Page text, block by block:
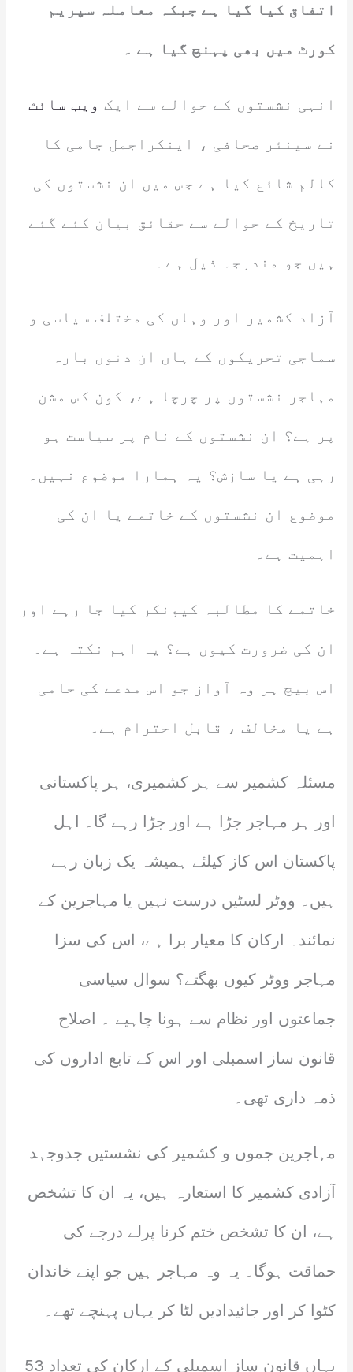
اتفاق کیا گیا ہے جبکہ معاملہ سپریم
کورٹ میں بھی پہنچ گیا ہے ۔
انہی نشستوں کے حوالے سے ایک ویب سائٹ
نے سینئر صحافی ، اینکراجمل جامی کا
کالم شائع کیا ہے جس میں ان نشستوں کی
تاریخ کے حوالے سے حقائق بیان کئے گئے
ہیں جو مندرجہ ذیل ہے۔
آزاد کشمیر اور وہاں کی مختلف سیاسی و
سماجی تحریکوں کے ہاں ان دنوں بارہ
مہاجر نشستوں پر چرچا ہے، کون کس مشن
پر ہے؟ ان نشستوں کے نام پر سیاست ہو
رہی ہے یا سازش؟ یہ ہمارا موضوع نہیں۔
موضوع ان نشستوں کے خاتمے یا ان کی
اہمیت ہے۔
خاتمے کا مطالبہ کیونکر کیا جا رہے اور
ان کی ضرورت کیوں ہے؟ یہ اہم نکتہ ہے۔
اس بیچ ہر وہ آواز جو اس مدعے کی حامی
ہے یا مخالف ، قابل احترام ہے۔
مسئلہ کشمیر سے ہر کشمیری، ہر پاکستانی
اور ہر مہاجر جڑا ہے اور جڑا رہے گا۔ اہل
پاکستان اس کاز کیلئے ہمیشہ یک زبان رہے
ہیں۔ ووٹر لسٹیں درست نہیں یا مہاجرین کے
نمائندہ ارکان کا معیار برا ہے، اس کی سزا
مہاجر ووٹر کیوں بھگتے؟ سوال سیاسی
جماعتوں اور نظام سے ہونا چاہیے ۔ اصلاح
قانون ساز اسمبلی اور اس کے تابع اداروں کی
ذمہ داری تھی۔
مہاجرین جموں و کشمیر کی نشستیں جدوجہد
آزادی کشمیر کا استعارہ ہیں، یہ ان کا تشخص
ہے، ان کا تشخص ختم کرنا پرلے درجے کی
حماقت ہوگا۔ یہ وہ مہاجر ہیں جو اپنے خاندان
کٹوا کر اور جائیدادیں لٹا کر یہاں پہنچے تھے۔
یہاں قانون ساز اسمبلی کے ارکان کی تعداد 53